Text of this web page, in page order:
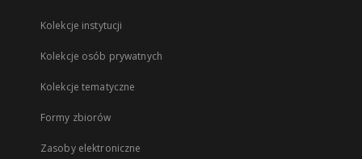
Kolekcje instytucji
Kolekcje osób prywatnych
Kolekcje tematyczne
Formy zbiorów
Zasoby elektroniczne